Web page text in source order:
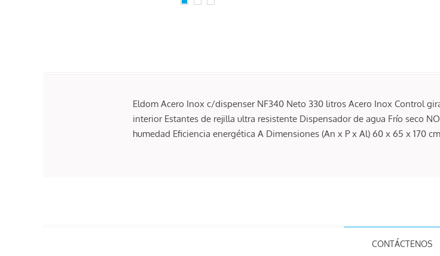
Eldom Acero Inox c/dispenser NF340 Neto 330 litros Acero Inox Control
interior Estantes de rejilla ultra resistente Dispensador de agua Frío seco
humedad Eficiencia energética A Dimensiones (An x P x Al) 60 x 65 x 170
CONTÁCTENOS